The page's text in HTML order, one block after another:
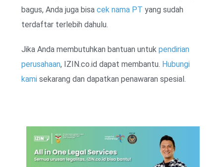
bagus, Anda juga bisa cek nama PT yang sudah
terdaftar terlebih dahulu.
Jika Anda membutuhkan bantuan untuk pendirian
perusahaan, IZIN.co.id dapat membantu. Hubungi
kami sekarang dan dapatkan penawaran spesial.